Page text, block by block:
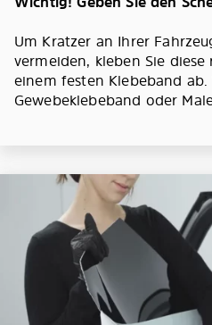
Um Kratzer an Ihrer
vermeiden, kleben Sie
einem festen Klebeband
Gewebeklebeband oder